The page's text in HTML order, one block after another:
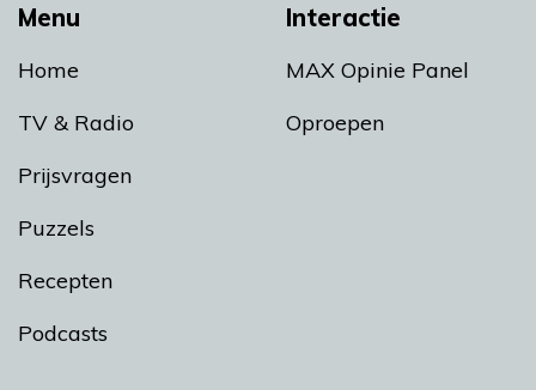
Menu
Home
TV & Radio
Prijsvragen
Puzzels
Recepten
Podcasts
Interactie
MAX Opinie Panel
Oproepen